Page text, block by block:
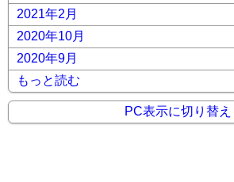
2021年2月
2020年10月
2020年9月
もっと読む
PC表示に切り替え